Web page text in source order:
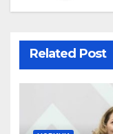
Related Post